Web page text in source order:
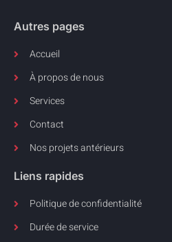
Autres pages
Accueil
À propos de nous
Services
Contact
Nos projets antérieurs
Liens rapides
Politique de confidentialité
Durée de service